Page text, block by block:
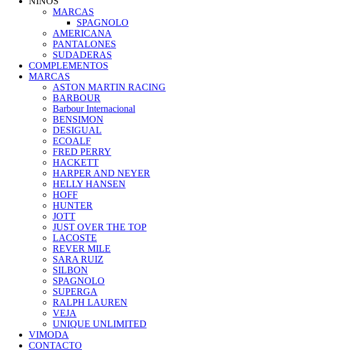
MARCAS
SPAGNOLO
AMERICANA
PANTALONES
SUDADERAS
COMPLEMENTOS
MARCAS
ASTON MARTIN RACING
BARBOUR
Barbour Internacional
BENSIMON
DESIGUAL
ECOALF
FRED PERRY
HACKETT
HARPER AND NEYER
HELLY HANSEN
HOFF
HUNTER
JOTT
JUST OVER THE TOP
LACOSTE
REVER MILE
SARA RUIZ
SILBON
SPAGNOLO
SUPERGA
RALPH LAUREN
VEJA
UNIQUE UNLIMITED
VIMODA
CONTACTO